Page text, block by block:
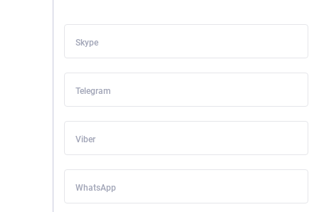
Skype
Telegram
Viber
WhatsApp